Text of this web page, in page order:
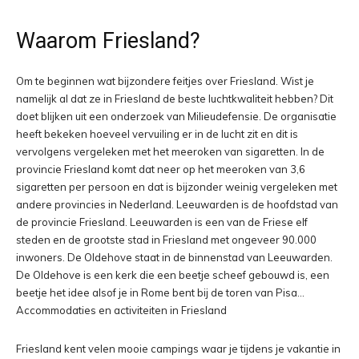
Waarom Friesland?
Om te beginnen wat bijzondere feitjes over Friesland. Wist je
namelijk al dat ze in Friesland de beste luchtkwaliteit hebben? Dit
doet blijken uit een onderzoek van Milieudefensie. De organisatie
heeft bekeken hoeveel vervuiling er in de lucht zit en dit is
vervolgens vergeleken met het meeroken van sigaretten. In de
provincie Friesland komt dat neer op het meeroken van 3,6
sigaretten per persoon en dat is bijzonder weinig vergeleken met
andere provincies in Nederland. Leeuwarden is de hoofdstad van
de provincie Friesland. Leeuwarden is een van de Friese elf
steden en de grootste stad in Friesland met ongeveer 90.000
inwoners. De Oldehove staat in de binnenstad van Leeuwarden.
De Oldehove is een kerk die een beetje scheef gebouwd is, een
beetje het idee alsof je in Rome bent bij de toren van Pisa…
Accommodaties en activiteiten in Friesland
Friesland kent velen mooie campings waar je tijdens je vakantie in